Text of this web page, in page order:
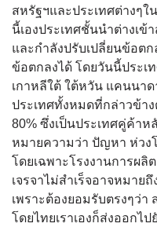
สหรัฐฯและประเทศต่างๆใ
นี้เองประเทศชั้นนำต่างเข้
และกำลังปรับเปลี่ยนข้อต
ข้อตกลงได้ โดยวันนี้ประ
เกาหลีใต้ ใต้หวัน แคนนาด
ประเทศทั้งหมดที่กล่าวข้า
80% ซึ่งเป็นประเทศคู่ค้าห
หมายความว่า ปัญหา ห่วง
โดยเฉพาะโรงงานการผลิ
เจรจาไม่สำเร็จอาจหมาย
เพราะต้องยอมรับตรงๆว่า
โดยไทยเราเองก็ส่งออกไ